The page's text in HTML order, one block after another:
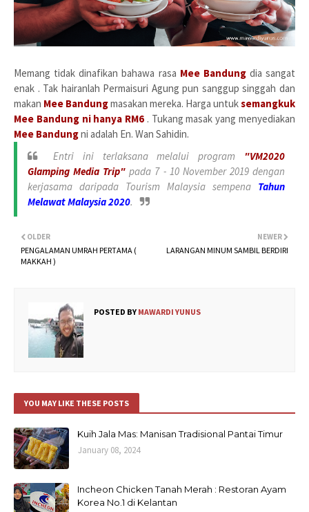
Memang tidak dinafikan bahawa rasa Mee Bandung dia sangat
enak . Tak hairanlah Permaisuri Agung pun sanggup singgah dan
makan Mee Bandungmasakan mereka. Harga untuksemangkuk
Mee Bandung ni hanya RM6 . Tukang masak yang menyediakan
Mee Bandungni adalah En. Wan Sahidin.
Entri ini terlaksana melalui program "VM2020
Glamping Media Trip" pada 7 - 10 November 2019 dengan
kerjasama daripada Tourism Malaysia sempena Tahun
Melawat Malaysia 2020.
NEWER
LARANGAN MINUM SAMBIL BERDIRI
OLDER
PENGALAMAN UMRAH PERTAMA (
MAKKAH )
POSTED BY MAWARDI YUNUS
YOU MAY LIKE THESE POSTS
Kuih Jala Mas: Manisan Tradisional Pantai Timur
January 08, 2024
Incheon Chicken Tanah Merah : Restoran Ayam
Korea No.1 di Kelantan